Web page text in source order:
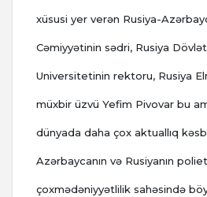
xüsusi yer verən Rusiya-
Cəmiyyətinin sədri, Rusiya
Universitetinin rektoru, Rusiya
müxbir üzvü Yefim Pivovar bu
dünyada daha çox aktuallıq
Azərbaycanın və Rusiyanın
çoxmədəniyyətlilik sahəsində